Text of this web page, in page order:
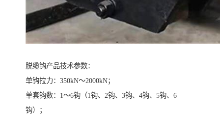
脱缆钩产品技术参数：
单钩拉力：350kN～2000kN；
单套钩数：1～6钩（1钩、2钩、3钩、4钩、5钩、6
钩）；